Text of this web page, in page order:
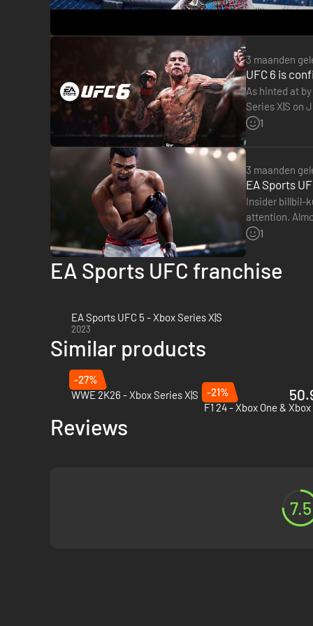
Alleen in Japan: Alle niet-bestede UFC Points vervallen
3 maanden
UFC 6 is
As hinted at
Series X|S on
priced…
1
3 maanden
EA Sports
Insider billbil-
attention.
announcement
1
EA Sports UFC franchise
EA Sports UFC 5 - Xbox Series X|S
2023
Similar products
-27%
WWE 2K26 - Xbox Series X|S
-21%
F1 24 - Xbox One &
Reviews
7.5